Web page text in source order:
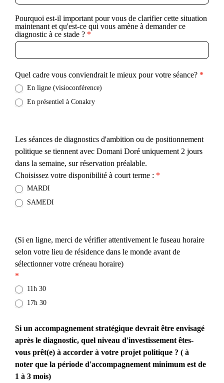
Pourquoi est-il important pour vous de clarifier cette situation
maintenant et qu'est-ce qui vous amène à demander ce
diagnostic à ce stade ? *
Quel cadre vous conviendrait le mieux pour votre séance? *
En ligne (visioconférence)
En présentiel à Conakry
Les séances de diagnostics d'ambition ou de positionnement
politique se tiennent avec Domani Doré uniquement 2 jours
dans la semaine, sur réservation préalable.
Choisissez votre disponibilité à court terme : *
MARDI
SAMEDI
(Si en ligne, merci de vérifier attentivement le fuseau horaire
selon votre lieu de résidence dans le monde avant de
sélectionner votre créneau horaire)
*
11h 30
17h 30
Si un accompagnement stratégique devrait être envisagé
après le diagnostic, quel niveau d'investissement êtes-
vous prêt(e) à accorder à votre projet politique ? ( à
noter que la période d'accompagnement minimum est de
1 à 3 mois)